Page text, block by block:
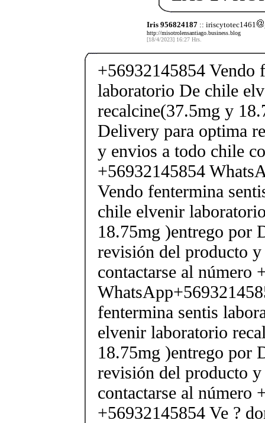
Iris 956824187:: iriscytotec1461
http://misotrolensantiago.business.blog
[18/4/2023] 16:27 Hrs.
+56932145854 Vendo
laboratorio De chile
recalcine(37.5mg y
Delivery para optima
y envios a todo chile
+56932145854
Vendo fentermina
chile elvenir
18.75mg )entrego por
revisión del producto
contactarse al número
fentermina sentis
elvenir laboratorio
18.75mg )entrego por
revisión del producto
contactarse al número
+56932145854 Ve ?